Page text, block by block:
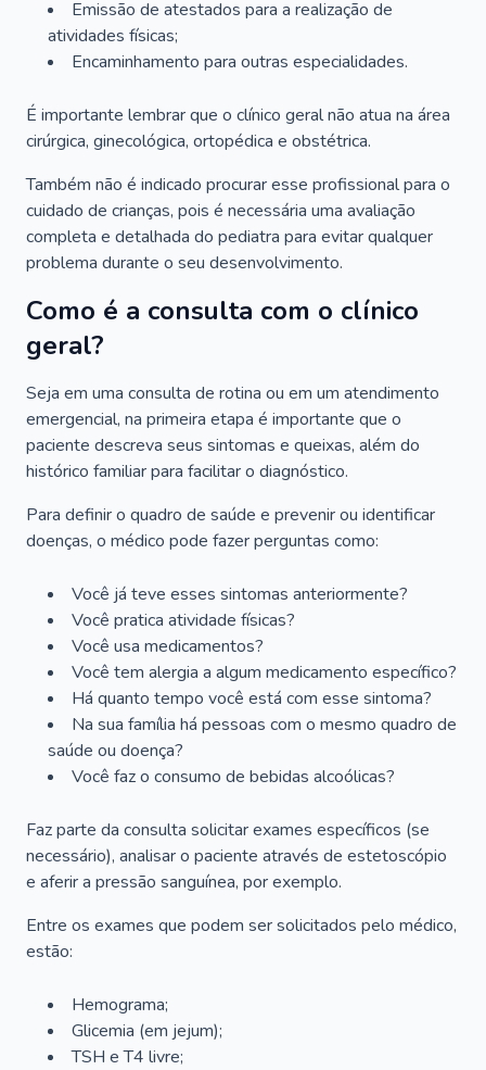
Emissão de atestados para a realização de
atividades físicas;
Encaminhamento para outras especialidades.
É importante lembrar que o clínico geral não atua na área
cirúrgica, ginecológica, ortopédica e obstétrica.
Também não é indicado procurar esse profissional para o
cuidado de crianças, pois é necessária uma avaliação
completa e detalhada do pediatra para evitar qualquer
problema durante o seu desenvolvimento.
Como é a consulta com o clínico
geral?
Seja em uma consulta de rotina ou em um atendimento
emergencial, na primeira etapa é importante que o
paciente descreva seus sintomas e queixas, além do
histórico familiar para facilitar o diagnóstico.
Para definir o quadro de saúde e prevenir ou identificar
doenças, o médico pode fazer perguntas como:
Você já teve esses sintomas anteriormente?
Você pratica atividade físicas?
Você usa medicamentos?
Você tem alergia a algum medicamento específico?
Há quanto tempo você está com esse sintoma?
Na sua família há pessoas com o mesmo quadro de
saúde ou doença?
Você faz o consumo de bebidas alcoólicas?
Faz parte da consulta solicitar exames específicos (se
necessário), analisar o paciente através de estetoscópio
e aferir a pressão sanguínea, por exemplo.
Entre os exames que podem ser solicitados pelo médico,
estão:
Hemograma;
Glicemia (em jejum);
TSH e T4 livre;